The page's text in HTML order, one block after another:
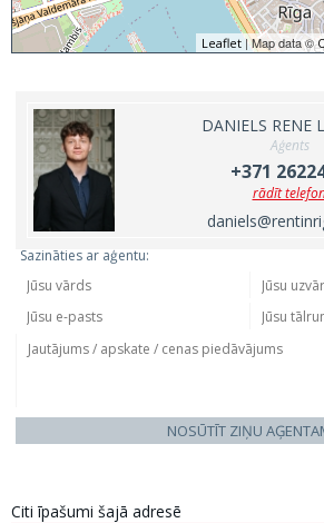
Leaflet | Map data ©
DANIELS RENE
Aģents
+371
rādīt
Sazināties ar aģentu:
NOSŪTĪT ZIŅU
Citi īpašumi šajā adresē